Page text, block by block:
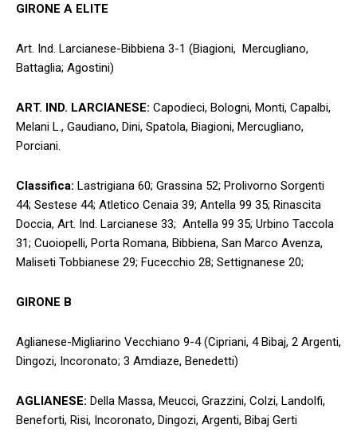
GIRONE A ELITE
Art. Ind. Larcianese-Bibbiena 3-1 (Biagioni, Mercugliano,
Battaglia; Agostini)
ART. IND. LARCIANESE: Capodieci, Bologni, Monti, Capalbi,
Melani L., Gaudiano, Dini, Spatola, Biagioni, Mercugliano,
Porciani.
Classifica: Lastrigiana 60; Grassina 52; Prolivorno Sorgenti
44; Sestese 44; Atletico Cenaia 39; Antella 99 35; Rinascita
Doccia, Art. Ind. Larcianese 33; Antella 99 35; Urbino Taccola
31; Cuoiopelli, Porta Romana, Bibbiena, San Marco Avenza,
Maliseti Tobbianese 29; Fucecchio 28; Settignanese 20;
GIRONE B
Aglianese-Migliarino Vecchiano 9-4 (Cipriani, 4 Bibaj, 2 Argenti,
Dingozi, Incoronato; 3 Amdiaze, Benedetti)
AGLIANESE: Della Massa, Meucci, Grazzini, Colzi, Landolfi,
Beneforti, Risi, Incoronato, Dingozi, Argenti, Bibaj Gerti